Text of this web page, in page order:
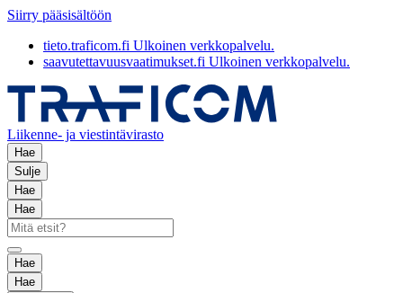
Siirry pääsisältöön
tieto.traficom.fi Ulkoinen verkkopalvelu.
saavutettavuusvaatimukset.fi Ulkoinen verkkopalvelu.
Liikenne- ja viestintävirasto
Hae
Sulje
Hae
Hae
Hae
Hae